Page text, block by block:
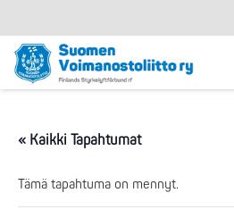
« Kaikki Tapahtumat
Tämä tapahtuma on mennyt.